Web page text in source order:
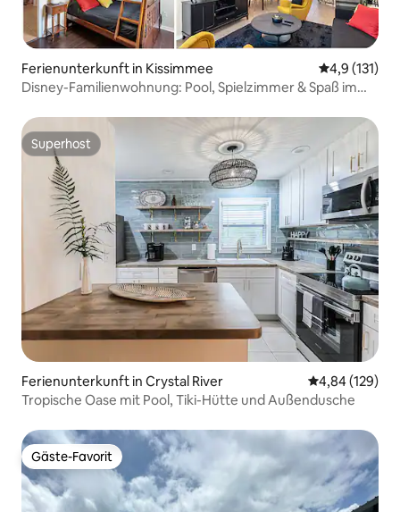
Ferienunterkunft in Kissimmee
4,9 (131)
Disney-Familienwohnung: Pool, Spielzimmer & Spaß im
Superhost
Superhost
Ferienunterkunft in Crystal River
4,84 (129)
Tropische Oase mit Pool, Tiki-Hütte und Außendusche
Gäste-Favorit
Gäste-Favorit